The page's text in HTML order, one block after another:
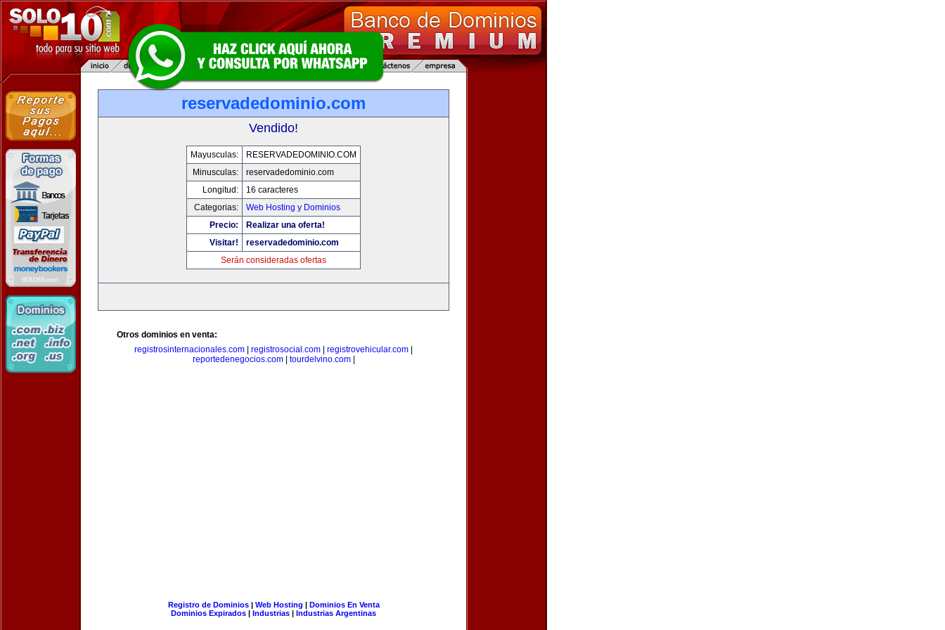
reservadedominio.com
Vendido!
Mayusculas:
RESERVADEDOMINIO.COM
Minusculas:
reservadedominio.com
Longitud:
16 caracteres
Categorias:
Web Hosting y Dominios
Precio:
Realizar una oferta!
Visitar!
reservadedominio.com
Serán consideradas ofertas
Otros dominios en venta:
registrosinternacionales.com
registrosocial.com registrovehicular.com
reportedenegocios.com| tourdelvino.com|
Registro de Dominios| Web Hosting | Dominios En Venta
Dominios Expirados | Industrias | Industrias Argentinas